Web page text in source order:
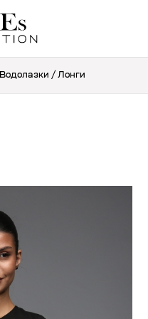
Водолазки / Лонги